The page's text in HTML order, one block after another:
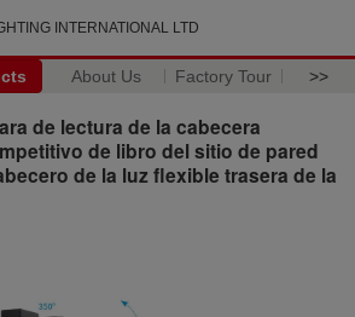
INTERNATIONAL LTD
About Us Factory Tour >>
de lectura de la cabecera
de libro del sitio de pared
de la luz flexible trasera de la